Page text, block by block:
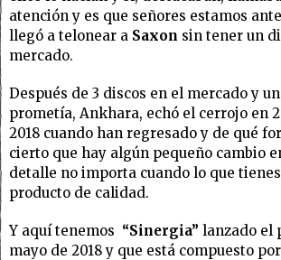
atención y es que señores estamos
llegó a telonear a Saxon sin tener un
mercado.
Después de 3 discos en el mercado y
prometía, Ankhara, echó el cerrojo en
2018 cuando han regresado y de qué
cierto que hay algún pequeño cambio
detalle no importa cuando lo que
producto de calidad.
Y aquí tenemos “Sinergia” lanzado el
mayo de 2018 y que está compuesto